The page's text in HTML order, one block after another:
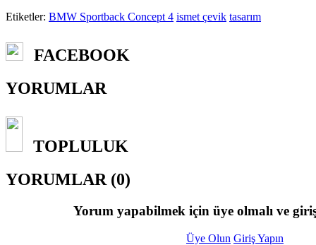
Etiketler: BMW Sportback Concept 4 ismet çevik tasarım
FACEBOOK
YORUMLAR
TOPLULUK
YORUMLAR (0)
Yorum yapabilmek için üye olmalı ve giriş
Üye Olun Giriş Yapın